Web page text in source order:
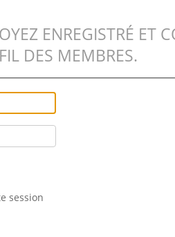
ENREGISTRÉ ET
DES MEMBRES.
session